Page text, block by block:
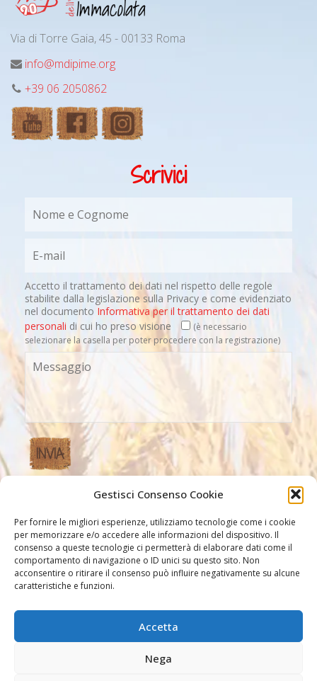
Gestisci Consenso Cookie
Per fornire le migliori esperienze, utilizziamo tecnologie come i cookie
per memorizzare e/o accedere alle informazioni del dispositivo. Il
consenso a queste tecnologie ci permetterà di elaborare dati come il
comportamento di navigazione o ID unici su questo sito. Non
acconsentire o ritirare il consenso può influire negativamente su alcune
caratteristiche e funzioni.
Accetta
Nega
Via di Torre Gaia, 45 - 00133 Roma
info@mdipime.org
+39 06 2050862
Scrivici
Accetto il trattamento dei dati nel rispetto delle regole
stabilite dalla legislazione sulla Privacy e come evidenziato
nel documento Informativa per il trattamento dei dati
personali di cui ho preso visione
(è necessario
selezionare la casella per poter procedere con la registrazione)
Altri Link
Altri link